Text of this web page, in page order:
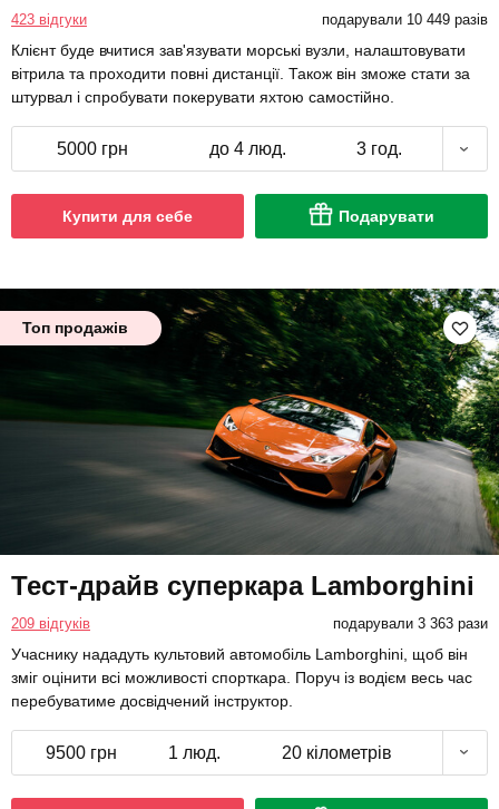
423 відгуки подарували 10 449 разів
Клієнт буде вчитися зав'язувати морські вузли, налаштовувати
вітрила та проходити повні дистанції. Також він зможе стати за
штурвал і спробувати покерувати яхтою самостійно.
5000 грн до 4 люд. 3 год.
Купити для себе Подарувати
Топ продажів
Тест-драйв суперкара Lamborghini
209 відгуків подарували 3 363 рази
Учаснику нададуть культовий автомобіль Lamborghini, щоб він
зміг оцінити всі можливості спорткара. Поруч із водієм весь час
перебуватиме досвідчений інструктор.
9500 грн 1 люд. 20 кілометрів